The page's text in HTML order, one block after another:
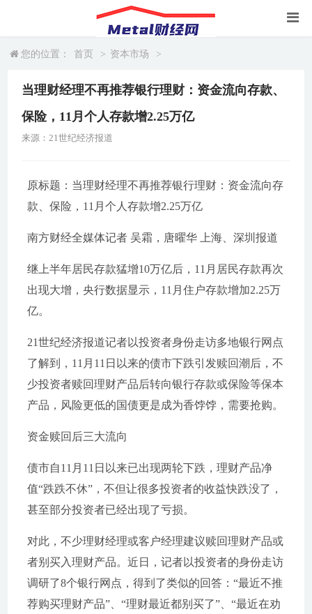
您的位置： 首页 > 资本市场 >
当理财经理不再推荐银行理财：资金流向存款、
保险，11月个人存款增2.25万亿
来源：21世纪经济报道
原标题：当理财经理不再推荐银行理财：资金流向存
款、保险，11月个人存款增2.25万亿
南方财经全媒体记者 吴霜，唐曜华 上海、深圳报道
继上半年居民存款猛增10万亿后，11月居民存款再次
出现大增，央行数据显示，11月住户存款增加2.25万
亿。
21世纪经济报道记者以投资者身份走访多地银行网点
了解到，11月11日以来的债市下跌引发赎回潮后，不
少投资者赎回理财产品后转向银行存款或保险等保本
产品，风险更低的国债更是成为香饽饽，需要抢购。
资金赎回后三大流向
债市自11月11日以来已出现两轮下跌，理财产品净
值“跌跌不休”，不但让很多投资者的收益快跌没了，
甚至部分投资者已经出现了亏损。
对此，不少理财经理或客户经理建议赎回理财产品或
者别买入理财产品。近日，记者以投资者的身份走访
调研了8个银行网点，得到了类似的回答：“最近不推
荐购买理财产品”、“理财最近都别买了”、“最近在劝